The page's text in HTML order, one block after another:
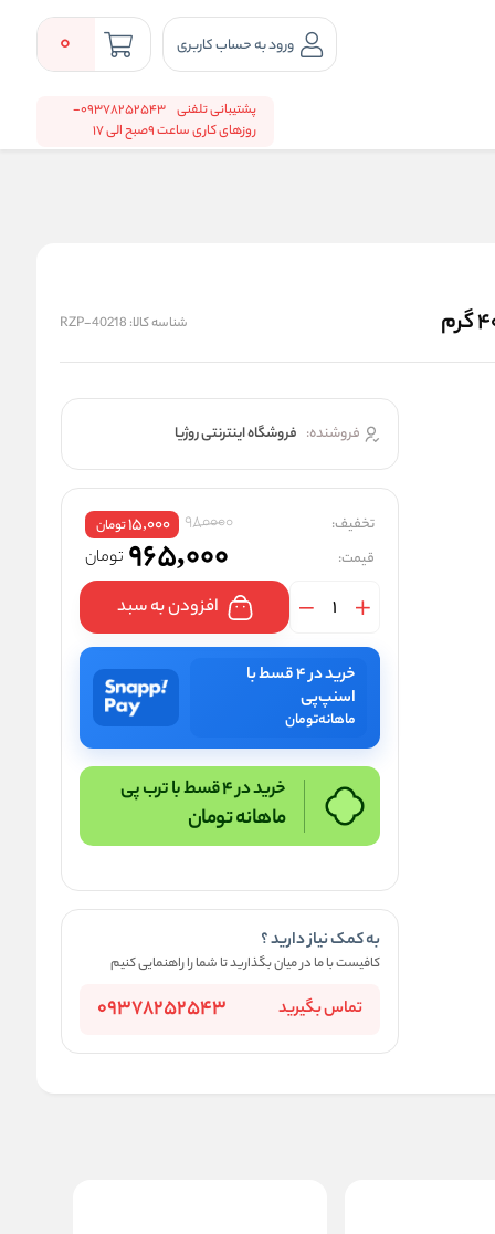
ورود به حساب کاربری 0
پشتیبانی تلفنی
09378252543-
روزهای کاری ساعت 9صبح الی 17
شناسه کالا: RZP-40218
فروشنده: فروشگاه اینترنتی روژیا
تخفیف: 980000
15,000تومان
قیمت: 965,000 تومان
افزودن به سبد
خرید در ۴ قسط با
اسنپ‌پی
ماهانهتومان
خرید در 4 قسط با ترب پی
ماهانهتومان
به کمک نیاز دارید ؟
کافیست با ما در میان بگذارید تا شما را راهنمایی کنیم
تماس بگیرید 09378252543